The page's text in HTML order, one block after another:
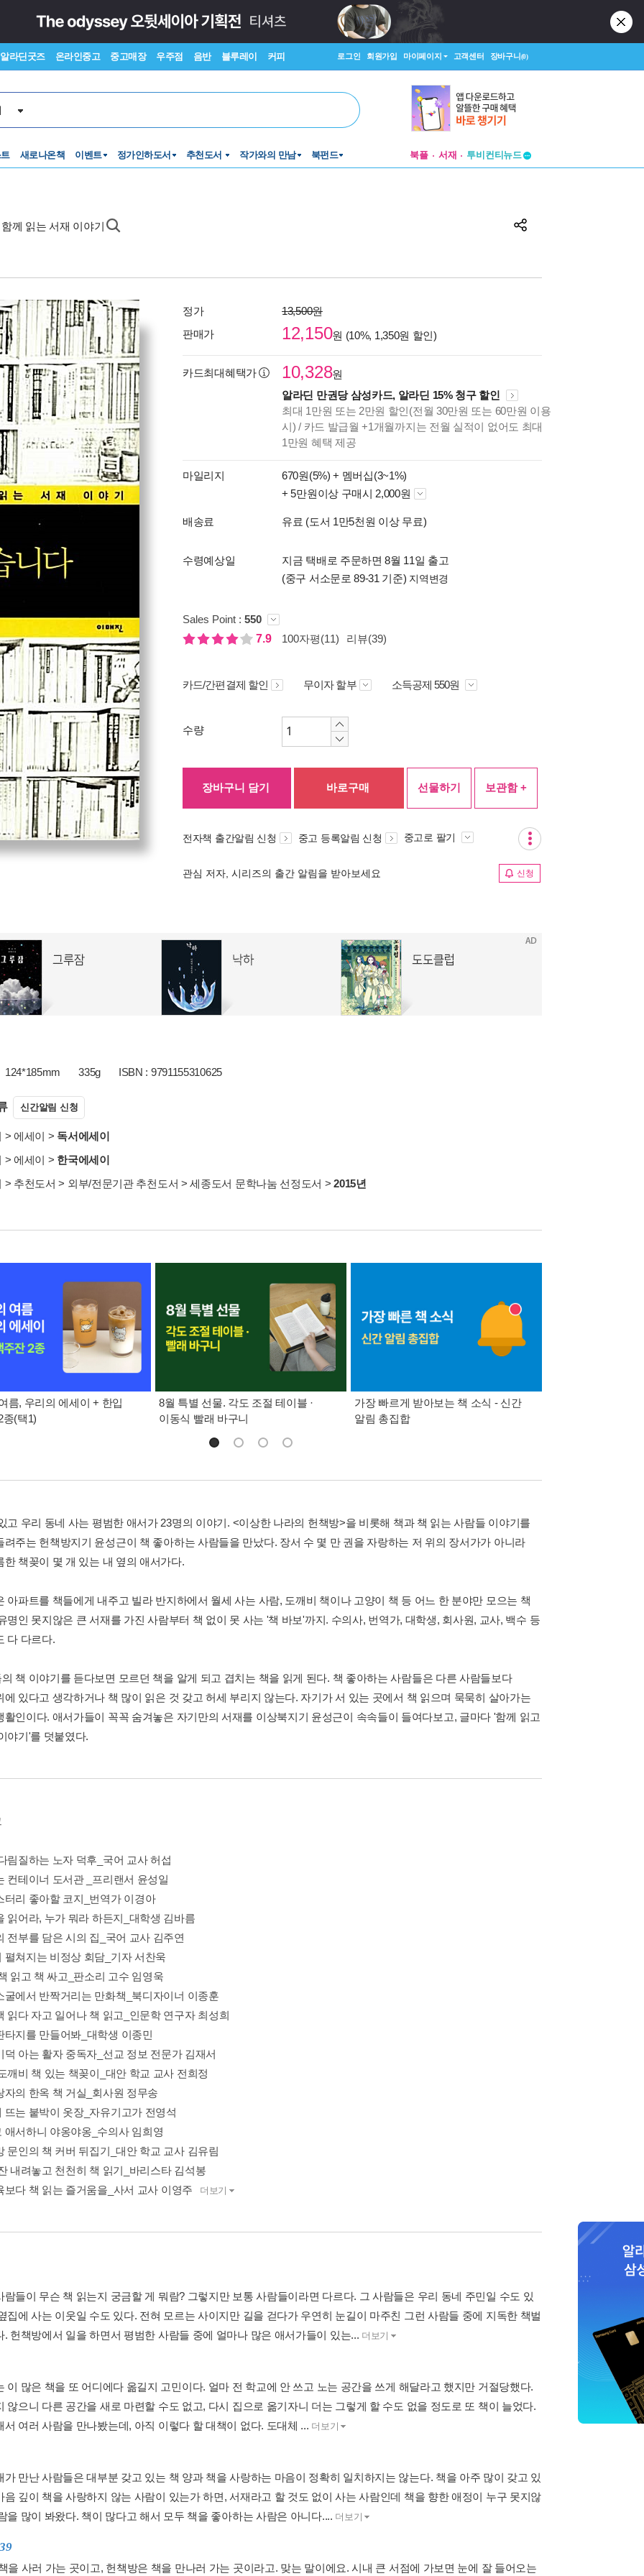
알라딘굿즈 온라인중고 중고매장 우주점 음반 블루레이 커피 로그인 회원가입 마이페이지 고객센터 장바구니(0)
새로나온책 이벤트 정가인하도서 추천도서 작가와의 만남 북펀드 북플 서재
투비컨티뉴드
께 읽는 서재 이야기
정가
13,500원
판매가
12,150원 (10%, 1,350원 할인)
카드최대혜택가 10,328원
알라딘 만권당 삼성카드, 알라딘 15% 청구 할인
최대 1만원 또는 2만원 할인(전월 30만원 또는 60만원 이용
시) / 카드 발급월 +1개월까지는 전월 실적이 없어도 최대
1만원 혜택 제공
마일리지 670원(5%) + 멤버십(3~1%)
+ 5만원이상 구매시 2,000원
배송료 유료 (도서 1만5천원 이상 무료)
수령예상일
지금 택배로 주문하면 8월 11일 출고
(중구 서소문로 89-31 기준) 지역변경
Sales Point : 550
7.9
100자평(11) 리뷰(39)
카드/간편결제 할인 무이자 할부 소득공제 550원
수량
장바구니 담기 바로구매 선물하기 보관함 +
전자책 출간알림 신청 중고 등록알림 신청 중고로 팔기
관심 저자, 시리즈의 출간 알림을 받아보세요 신청
124*185mm 335g ISBN : 9791155310625
신간알림 신청
> 에세이 > 독서에세이
> 에세이 > 한국에세이
> 추천도서 > 외부/전문기관 추천도서 >세종도서 문학나눔 선정도서 >2015년
름, 우리의 에세이 + 한입
종(택1)
8월 특별 선물. 각도 조절 테이블 ·
이동식 빨래 바구니
가장 빠르게 받아보는 책 소식 - 신간
알림 총집합
고 우리 동네 사는 평범한 애서가 23명의 이야기. <이상한 나라의 헌책방>을 비롯해 책과 책 읽는 사람들 이야기를
려주는 헌책방지기 윤성근이 책 좋아하는 사람들을 만났다. 장서 수 몇 만 권을 자랑하는 저 위의 장서가가 아니라
한 책꽂이 몇 개 있는 내 옆의 애서가다.
아파트를 책들에게 내주고 빌라 반지하에서 월세 사는 사람, 도깨비 책이나 고양이 책 등 어느 한 분야만 모으는 책
명인 못지않은 큰 서재를 가진 사람부터 책 없이 못 사는 '책 바보'까지. 수의사, 번역가, 대학생, 회사원, 교사, 백수 등
다 다르다.
책 이야기를 듣다보면 모르던 책을 알게 되고 겹치는 책을 읽게 된다. 책 좋아하는 사람들은 다른 사람들보다
에 있다고 생각하거나 책 많이 읽은 것 갖고 허세 부리지 않는다. 자기가 서 있는 곳에서 책 읽으며 묵묵히 살아가는
활인이다. 애서가들이 꼭꼭 숨겨놓은 자기만의 서재를 이상북지기 윤성근이 속속들이 들여다보고, 글마다 '함께 읽고
야기'를 덧붙였다.
림질하는 노자 덕후_국어 교사 허섭
컨테이너 도서관 _프리랜서 윤성일
터리 좋아할 코지_번역가 이경아
읽어라, 누가 뭐라 하든지_대학생 김바름
전부를 담은 시의 집_국어 교사 김주연
펼쳐지는 비정상 회담_기자 서찬욱
읽고 책 싸고_판소리 고수 임영욱
굴에서 반짝거리는 만화책_북디자이너 이종훈
읽다 자고 일어나 책 읽고_인문학 연구자 최성희
타지를 만들어봐_대학생 이종민
덕 아는 활자 중독자_선교 정보 전문가 김재서
깨비 책 있는 책꽂이_대안 학교 교사 전희정
자의 한옥 책 거실_회사원 정무송
뜨는 붙박이 옷장_자유기고가 전영석
애서하니 야옹야옹_수의사 임희영
문인의 책 커버 뒤집기_대안 학교 교사 김유림
내려놓고 천천히 책 읽기_바리스타 김석봉
보다 책 읽는 즐거움을_사서 교사 이영주
더보기
람들이 무슨 책 읽는지 궁금할 게 뭐람? 그렇지만 보통 사람들이라면 다르다. 그 사람들은 우리 동네 주민일 수도 있
집에 사는 이웃일 수도 있다. 전혀 모르는 사이지만 길을 걷다가 우연히 눈길이 마주친 그런 사람들 중에 지독한 책벌
. 헌책방에서 일을 하면서 평범한 사람들 중에 얼마나 많은 애서가들이 있는... 더보기
이 많은 책을 또 어디에다 옮길지 고민이다. 얼마 전 학교에 안 쓰고 노는 공간을 쓰게 해달라고 했지만 거절당했다.
않으니 다른 공간을 새로 마련할 수도 없고, 다시 집으로 옮기자니 더는 그렇게 할 수도 없을 정도로 또 책이 늘었다.
서 여러 사람을 만나봤는데, 아직 이렇다 할 대책이 없다. 도대체 ... 더보기
가 만난 사람들은 대부분 갖고 있는 책 양과 책을 사랑하는 마음이 정확히 일치하지는 않는다. 책을 아주 많이 갖고 있
음 깊이 책을 사랑하지 않는 사람이 있는가 하면, 서재라고 할 것도 없이 사는 사람인데 책을 향한 애정이 누구 못지않
을 많이 봐왔다. 책이 많다고 해서 모두 책을 좋아하는 사람은 아니다.... 더보기
을 사러 가는 곳이고, 헌책방은 책을 만나러 가는 곳이라고. 맞는 말이에요. 시내 큰 서점에 가보면 눈에 잘 들어오는